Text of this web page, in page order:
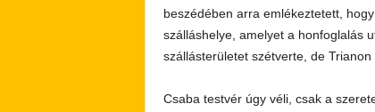
beszédében arra emlékeztetett,
szálláshelye, amelyet a honfoglalás
szállásterületet szétverte, de
Csaba testvér úgy véli, csak a